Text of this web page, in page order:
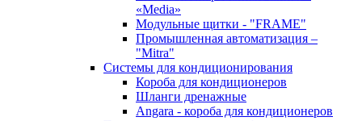
«Media»
Модульные щитки - "FRAME"
Промышленная автоматизация –
"Mitra"
Системы для кондиционирования
Короба для кондиционеров
Шланги дренажные
Angara - короба для кондиционеров